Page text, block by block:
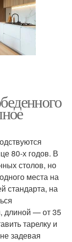
80-х годов. В
столов, но
места на
стандарта, на
длиной — от 35
тарелку и
задевая